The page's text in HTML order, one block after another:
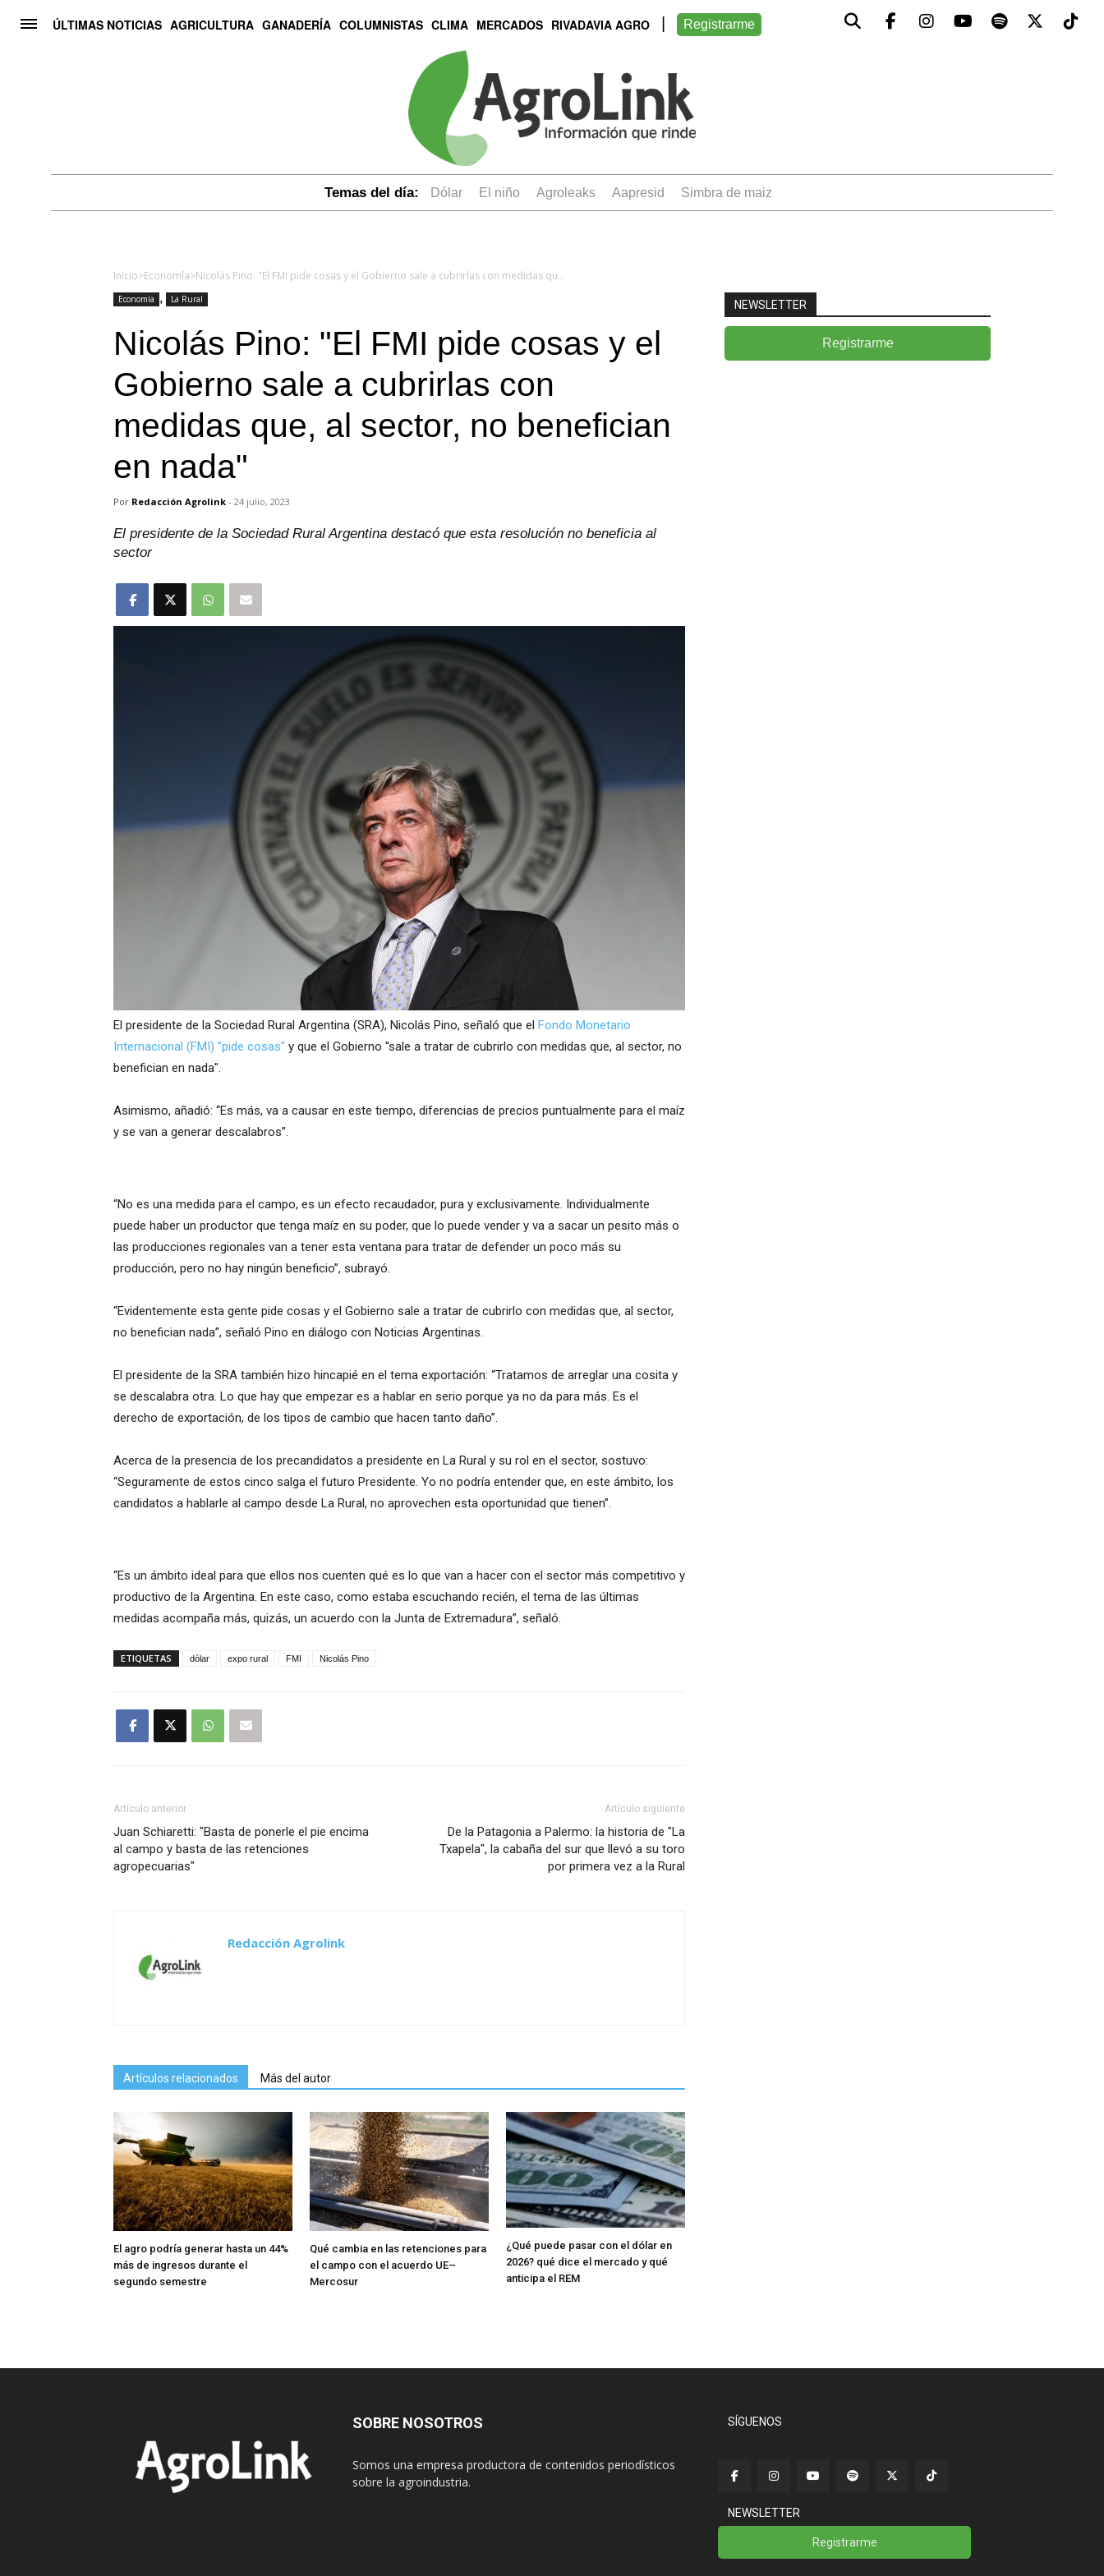
ÚLTIMAS NOTICIAS AGRICULTURA GANADERÍA COLUMNISTAS CLIMA MERCADOS RIVADAVIA AGRO Registrarme
Temas del día: dólar el niño Agroleaks aapresid simbra de maiz
Inicio>Economía> Nicolás Pino: "El FMI pide cosas y el Gobierno sale a cubrirlas con medidas que, al sector, no benefician en nada"
Economía , La Rural
Nicolás Pino: "El FMI pide cosas y el
Gobierno sale a cubrirlas con
medidas que, al sector, no benefician
en nada"
Por Redacción Agrolink - 24 julio, 2023
El presidente de la Sociedad Rural Argentina destacó que esta resolución no beneficia al
sector
El presidente de la Sociedad Rural Argentina (SRA), Nicolás Pino, señaló que el Fondo Monetario
Internacional (FMI) "pide cosas" y que el Gobierno "sale a tratar de cubrirlo con medidas que, al sector, no
benefician en nada".
Asimismo, añadió: “Es más, va a causar en este tiempo, diferencias de precios puntualmente para el maíz
y se van a generar descalabros”.
“No es una medida para el campo, es un efecto recaudador, pura y exclusivamente. Individualmente
puede haber un productor que tenga maíz en su poder, que lo puede vender y va a sacar un pesito más o
las producciones regionales van a tener esta ventana para tratar de defender un poco más su
producción, pero no hay ningún beneficio”, subrayó.
“Evidentemente esta gente pide cosas y el Gobierno sale a tratar de cubrirlo con medidas que, al sector,
no benefician nada”, señaló Pino en diálogo con Noticias Argentinas.
El presidente de la SRA también hizo hincapié en el tema exportación: “Tratamos de arreglar una cosita y
se descalabra otra. Lo que hay que empezar es a hablar en serio porque ya no da para más. Es el
derecho de exportación, de los tipos de cambio que hacen tanto daño”.
Acerca de la presencia de los precandidatos a presidente en La Rural y su rol en el sector, sostuvo:
“Seguramente de estos cinco salga el futuro Presidente. Yo no podría entender que, en este ámbito, los
candidatos a hablarle al campo desde La Rural, no aprovechen esta oportunidad que tienen”.
“Es un ámbito ideal para que ellos nos cuenten qué es lo que van a hacer con el sector más competitivo y
productivo de la Argentina. En este caso, como estaba escuchando recién, el tema de las últimas
medidas acompaña más, quizás, un acuerdo con la Junta de Extremadura”, señaló.
ETIQUETAS dólar expo rural FMI Nicolás Pino
Artículo anterior
Juan Schiaretti: "Basta de ponerle el pie encima
al campo y basta de las retenciones
agropecuarias"
Artículo siguiente
De la Patagonia a Palermo: la historia de "La
Txapela", la cabaña del sur que llevó a su toro
por primera vez a la Rural
Redacción Agrolink
Artículos relacionados Más del autor
El agro podría generar hasta un 44%
más de ingresos durante el
segundo semestre
Qué cambia en las retenciones para
el campo con el acuerdo UE–
Mercosur
¿Qué puede pasar con el dólar en
2026? qué dice el mercado y qué
anticipa el REM
NEWSLETTER
Registrarme
SOBRE NOSOTROS
Somos una empresa productora de contenidos periodísticos
sobre la agroindustria.
SÍGUENOS
NEWSLETTER
Registrarme